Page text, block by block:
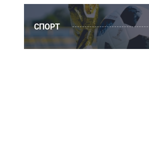
СПОРТ